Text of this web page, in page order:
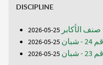
DISCIPLINE
25-05-2026
25-05-2026
25-05-2026